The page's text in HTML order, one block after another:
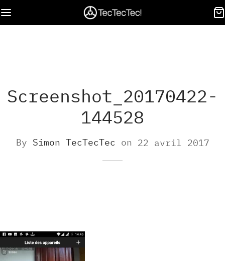
Screenshot_20170422-
144528
By Simon TecTecTec on 22 avril 2017